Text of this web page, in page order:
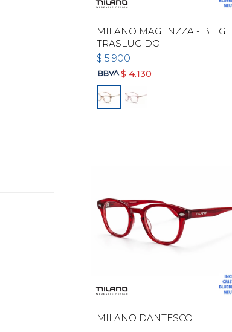
MILANO MAGENZZA - BEIGE
TRASLUCIDO
$ 5.900
$ 4.130
MILANO DANTESCO